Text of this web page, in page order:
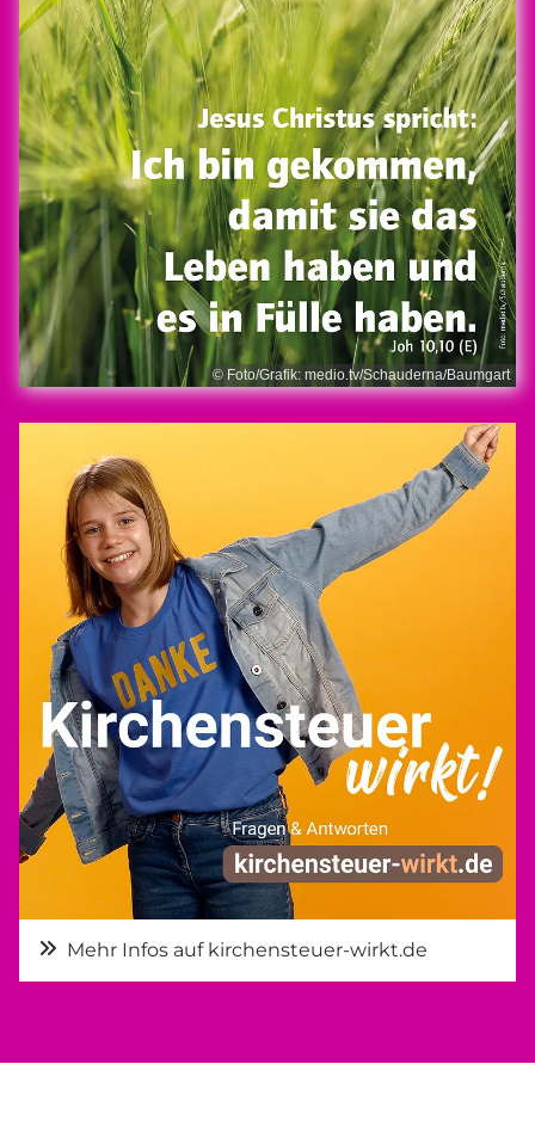
© Foto/Grafik: medio.tv/Schauderna/Baumgart
Mehr Infos auf kirchensteuer-wirkt.de